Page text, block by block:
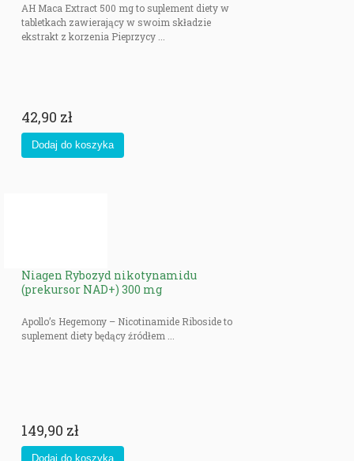
AH Maca Extract 500 mg to suplement diety w
tabletkach zawierający w swoim składzie
ekstrakt z korzenia Pieprzycy ...
42,90 zł
Niagen Rybozyd nikotynamidu
(prekursor NAD+) 300 mg
Apollo’s Hegemony – Nicotinamide Riboside to
suplement diety będący źródłem ...
149,90 zł